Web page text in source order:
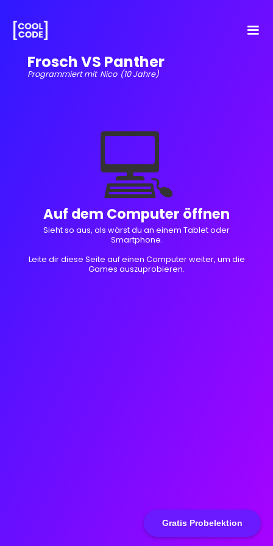
Gratis Probelektion
Frosch VS Panther
Programmiert mit Nico (10 Jahre)
💻
Auf dem Computer öffnen
Sieht so aus, als wärst du an einem Tablet oder
Smartphone.
Leite dir diese Seite auf einen Computer weiter, um die
Games auszuprobieren.